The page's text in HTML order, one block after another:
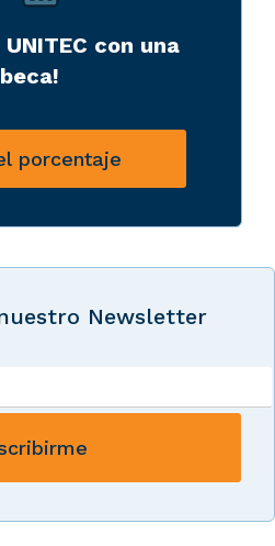
UNITEC con una
beca!
porcentaje
Newsletter